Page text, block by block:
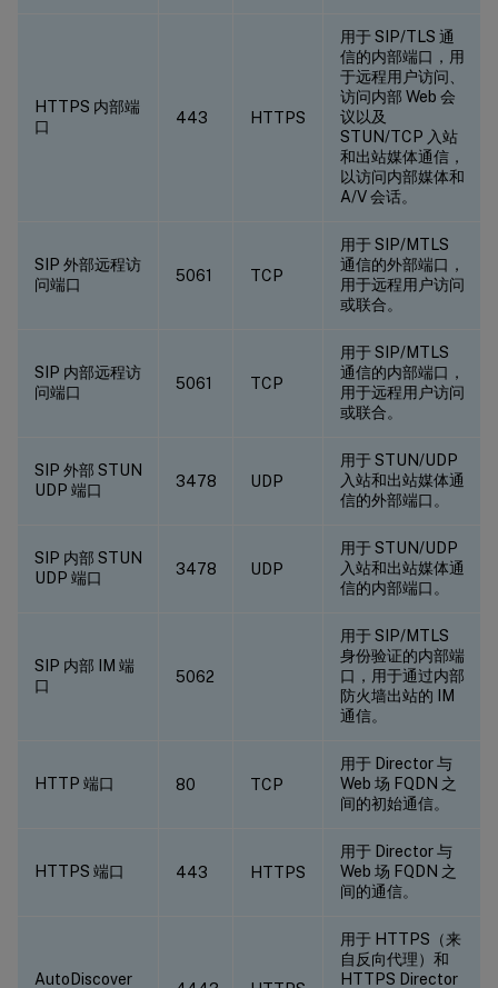
HTTPS 内部端
口
443 HTTPS
用于 SIP/TLS 通
信的内部端口，用
于远程用户访问、
访问内部 Web 会
议以及
STUN/TCP 入站
和出站媒体通信，
以访问内部媒体和
A/V 会话。
SIP 外部远程访
问端口
5061 TCP
用于 SIP/MTLS
通信的外部端口，
用于远程用户访问
或联合。
SIP 内部远程访
问端口
5061 TCP
用于 SIP/MTLS
通信的内部端口，
用于远程用户访问
或联合。
SIP 外部 STUN
UDP 端口
3478 UDP
用于 STUN/UDP
入站和出站媒体通
信的外部端口。
SIP 内部 STUN
UDP 端口
3478 UDP
用于 STUN/UDP
入站和出站媒体通
信的内部端口。
SIP 内部 IM 端
口
5062
用于 SIP/MTLS
身份验证的内部端
口，用于通过内部
防火墙出站的 IM
通信。
HTTP 端口 80 TCP
用于 Director 与
Web 场 FQDN 之
间的初始通信。
HTTPS 端口 443 HTTPS
用于 Director 与
Web 场 FQDN 之
间的通信。
AutoDiscover
用于 HTTPS（来
自反向代理）和
HTTPS Director